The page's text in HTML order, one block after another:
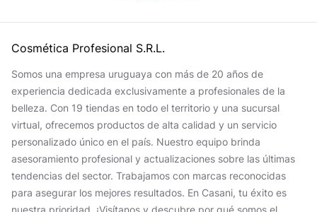
Cosmética Profesional S.R.L.
Somos una empresa uruguaya con más de 20 años de
experiencia dedicada exclusivamente a profesionales de la
belleza. Con 19 tiendas en todo el territorio y una sucursal
virtual, ofrecemos productos de alta calidad y un servicio
personalizado único en el país. Nuestro equipo brinda
asesoramiento profesional y actualizaciones sobre las últimas
tendencias del sector. Trabajamos con marcas reconocidas
para asegurar los mejores resultados. En Casani, tu éxito es
nuestra prioridad. ¡Visítanos y descubre por qué somos el